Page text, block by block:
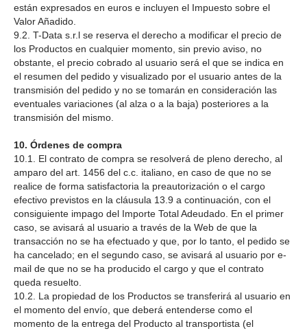
están expresados en euros e incluyen el Impuesto sobre el
Valor Añadido.
9.2. T-Data s.r.l se reserva el derecho a modificar el precio de
los Productos en cualquier momento, sin previo aviso, no
obstante, el precio cobrado al usuario será el que se indica en
el resumen del pedido y visualizado por el usuario antes de la
transmisión del pedido y no se tomarán en consideración las
eventuales variaciones (al alza o a la baja) posteriores a la
transmisión del mismo.
10. Órdenes de compra
10.1. El contrato de compra se resolverá de pleno derecho, al
amparo del art. 1456 del c.c. italiano, en caso de que no se
realice de forma satisfactoria la preautorización o el cargo
efectivo previstos en la cláusula 13.9 a continuación, con el
consiguiente impago del Importe Total Adeudado. En el primer
caso, se avisará al usuario a través de la Web de que la
transacción no se ha efectuado y que, por lo tanto, el pedido se
ha cancelado; en el segundo caso, se avisará al usuario por e-
mail de que no se ha producido el cargo y que el contrato
queda resuelto.
10.2. La propiedad de los Productos se transferirá al usuario en
el momento del envío, que deberá entenderse como el
momento de la entrega del Producto al transportista (el